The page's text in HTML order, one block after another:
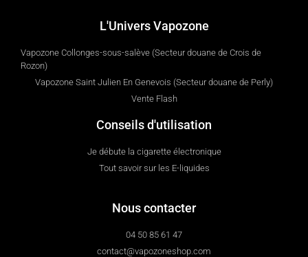
L'Univers Vapozone
Vapozone Collonges-sous-salève (Secteur douane de Crois de
Rozon)
Vapozone Saint Julien En Genevois (Secteur douane de Perly)
Vente Flash
Conseils d'utilisation
Je débute la cigarette électronique
Tout savoir sur les E-liquides
Nous contacter
04 50 85 61 47
contact@vapozoneshop.com